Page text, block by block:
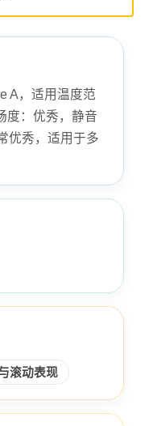
A，适用温度范
：优秀，静音
优秀，适用于多
滚动表现